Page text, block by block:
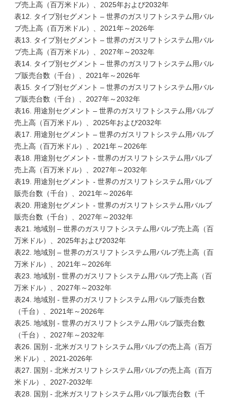
ブ売上高（百万米ドル）、2025年および2032年
表12. タイプ別セグメント – 世界のガスリフトシステム用バル
ブ売上高（百万米ドル）、2021年～2026年
表13. タイプ別セグメント – 世界のガスリフトシステム用バル
ブ売上高（百万米ドル）、2027年～2032年
表14. タイプ別セグメント – 世界のガスリフトシステム用バル
ブ販売台数（千台）、2021年～2026年
表15. タイプ別セグメント – 世界のガスリフトシステム用バル
ブ販売台数（千台）、2027年～2032年
表16. 用途別セグメント – 世界のガスリフトシステム用バルブ
売上高（百万米ドル）、2025年および2032年
表17. 用途別セグメント – 世界のガスリフトシステム用バルブ
売上高（百万米ドル）、2021年～2026年
表18. 用途別セグメント - 世界のガスリフトシステム用バルブ
売上高（百万米ドル）、2027年～2032年
表19. 用途別セグメント - 世界のガスリフトシステム用バルブ
販売台数（千台）、2021年～2026年
表20. 用途別セグメント - 世界のガスリフトシステム用バルブ
販売台数（千台）、2027年～2032年
表21. 地域別 – 世界のガスリフトシステム用バルブ売上高（百
万米ドル）、2025年および2032年
表22. 地域別 – 世界のガスリフトシステム用バルブ売上高（百
万米ドル）、2021年～2026年
表23. 地域別 - 世界のガスリフトシステム用バルブ売上高（百
万米ドル）、2027年～2032年
表24. 地域別 - 世界のガスリフトシステム用バルブ販売台数
（千台）、2021年～2026年
表25. 地域別 - 世界のガスリフトシステム用バルブ販売台数
（千台）、2027年～2032年
表26. 国別 - 北米ガスリフトシステム用バルブの売上高（百万
米ドル）、2021-2026年
表27. 国別 - 北米ガスリフトシステム用バルブの売上高（百万
米ドル）、2027-2032年
表28. 国別 - 北米ガスリフトシステム用バルブ販売台数（千